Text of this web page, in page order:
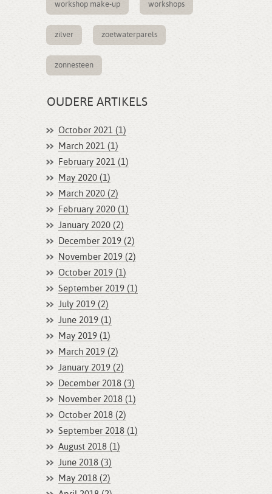
workshop make-up workshops
zilver zoetwaterparels
zonnesteen
OUDERE ARTIKELS
October 2021 (1)
March 2021 (1)
February 2021 (1)
May 2020 (1)
March 2020 (2)
February 2020 (1)
January 2020 (2)
December 2019 (2)
November 2019 (2)
October 2019 (1)
September 2019 (1)
July 2019 (2)
June 2019 (1)
May 2019 (1)
March 2019 (2)
January 2019 (2)
December 2018 (3)
November 2018 (1)
October 2018 (2)
September 2018 (1)
August 2018 (1)
June 2018 (3)
May 2018 (2)